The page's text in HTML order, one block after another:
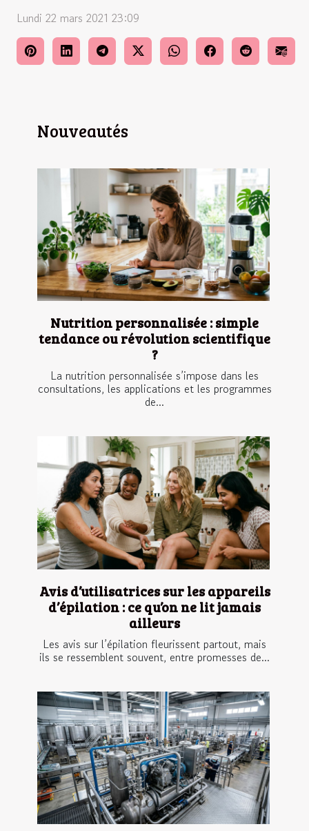
Lundi 22 mars 2021 23:09
Nouveautés
Nutrition personnalisée : simple
tendance ou révolution scientifique
?
La nutrition personnalisée s’impose dans les
consultations, les applications et les programmes
de...
Avis d’utilisatrices sur les appareils
d’épilation : ce qu’on ne lit jamais
ailleurs
Les avis sur l’épilation fleurissent partout, mais
ils se ressemblent souvent, entre promesses de...